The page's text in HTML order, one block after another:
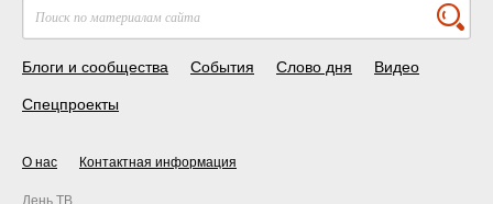
Блоги и сообщества События Слово дня Видео
Спецпроекты
О нас Контактная информация